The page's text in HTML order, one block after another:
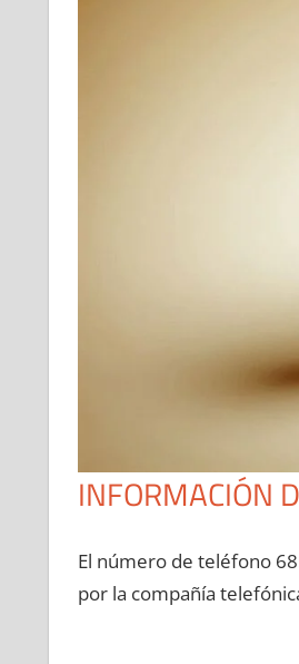
INFORMACIÓN
El número dе teléfono
pοr la compañía